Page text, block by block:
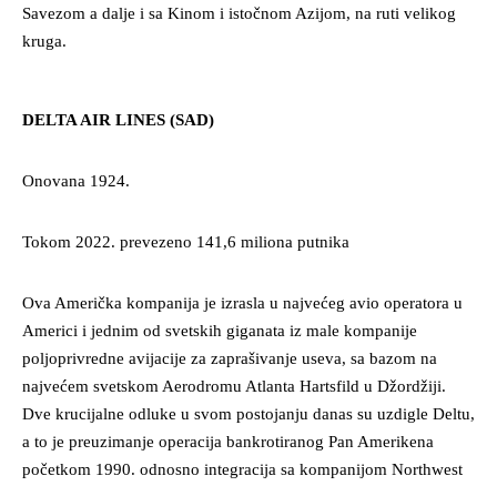
Savezom a dalje i sa Kinom i istočnom Azijom, na ruti velikog
kruga.
DELTA AIR LINES (SAD)
Onovana 1924.
Tokom 2022. prevezeno 141,6 miliona putnika
Ova Američka kompanija je izrasla u najvećeg avio operatora u
Americi i jednim od svetskih giganata iz male kompanije
poljoprivredne avijacije za zaprašivanje useva, sa bazom na
najvećem svetskom Aerodromu Atlanta Hartsfild u Džordžiji.
Dve krucijalne odluke u svom postojanju danas su uzdigle Deltu,
a to je preuzimanje operacija bankrotiranog Pan Amerikena
početkom 1990. odnosno integracija sa kompanijom Northwest